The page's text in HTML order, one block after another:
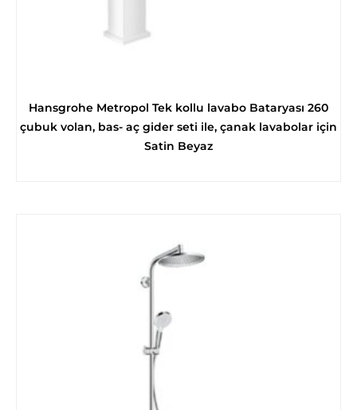
Hansgrohe Metropol Tek kollu lavabo Bataryası 260
çubuk volan, bas- aç gider seti ile, çanak lavabolar için
Satin Beyaz